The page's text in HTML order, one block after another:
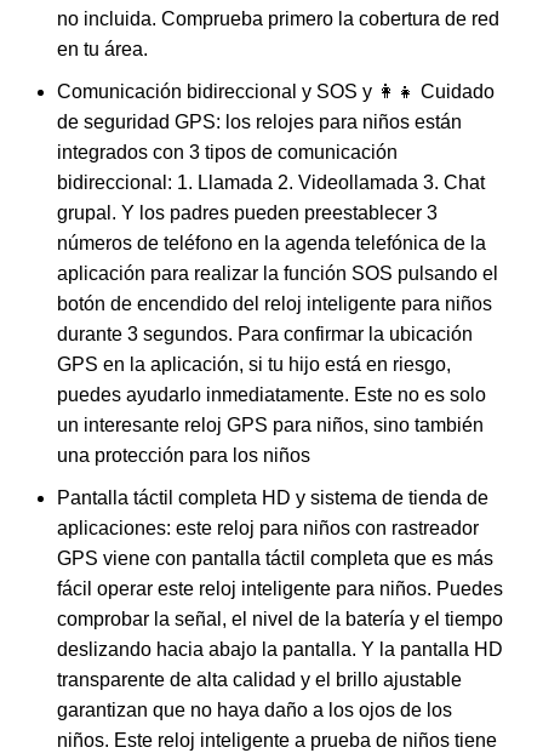
no incluida. Comprueba primero la cobertura de red
en tu área.
Comunicación bidireccional y SOS y 👩‍👧‍ Cuidado
de seguridad GPS: los relojes para niños están
integrados con 3 tipos de comunicación
bidireccional: 1. Llamada 2. Videollamada 3. Chat
grupal. Y los padres pueden preestablecer 3
números de teléfono en la agenda telefónica de la
aplicación para realizar la función SOS pulsando el
botón de encendido del reloj inteligente para niños
durante 3 segundos. Para confirmar la ubicación
GPS en la aplicación, si tu hijo está en riesgo,
puedes ayudarlo inmediatamente. Este no es solo
un interesante reloj GPS para niños, sino también
una protección para los niños
Pantalla táctil completa HD y sistema de tienda de
aplicaciones: este reloj para niños con rastreador
GPS viene con pantalla táctil completa que es más
fácil operar este reloj inteligente para niños. Puedes
comprobar la señal, el nivel de la batería y el tiempo
deslizando hacia abajo la pantalla. Y la pantalla HD
transparente de alta calidad y el brillo ajustable
garantizan que no haya daño a los ojos de los
niños. Este reloj inteligente a prueba de niños tiene